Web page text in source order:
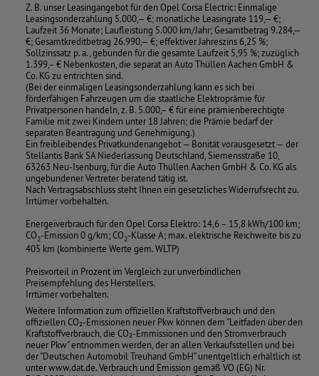
Z. B. unser Leasingangebot für den Opel Corsa Electric: Einmalige
Leasingsonderzahlung 5.000,— €; monatliche Leasingrate 119,— €;
Laufzeit 36 Monate; Laufleistung 5.000 km/Jahr; Gesamtbetrag 9.284,—
€; Gesamtkreditbetrag 26.990,— €; effektiver Jahreszins 6,25 %;
Sollzinssatz p. a., gebunden für die gesamte Laufzeit 5,95 %; zuzüglich
1.399,– € Nebenkosten, die separat an Auto Thüllen Aachen GmbH &
Co. KG zu entrichten sind.
(Bei der einmaligen Leasingsonderzahlung kann es sich bei
förderfähigen Fahrzeugen um die staatliche Elektroprämie für
Privatpersonen handeln, z. B. 5.000,– € für eine prämienberechtigte
Familie mit zwei Kindern unter 18 Jahren; die Prämie bedarf der
separaten Beantragung und Genehmigung.)
Ein freibleibendes Privatkundenangebot — Bonität vorausgesetzt — der
Stellantis Bank SA Niederlassung Deutschland, Siemensstraße 10,
63263 Neu-Isenburg, für die Auto Thüllen Aachen GmbH & Co. KG als
ungebundener Vertreter beratend tätig ist.
Nach Vertragsabschluss steht Ihnen ein gesetzliches Widerrufsrecht zu.
Irrtümer vorbehalten.
Energeiverbrauch für den Opel Corsa Elektro: 14,6 – 15,8 kWh/100 km;
CO2-Emission 0 g/km; CO2-Klasse A; max. elektrische Reichweite bis zu
405 km (kombinierte Werte gem. WLTP)
Preisvorteil in Prozent im Vergleich zur unverbindlichen
Preisempfehlung des Herstellers.
Irrtümer vorbehalten.
Weitere Information zum offiziellen Kraftstoffverbrauch und den
offiziellen CO₂-Emissionen neuer Pkw können dem "Leitfaden über den
Kraftstoffverbrauch, die CO₂-Emmissionen und den Stromverbrauch
neuer Pkw" entnommen werden, der an allen Verkaufsstellen und bei
der "Deutschen Automobil Treuhand GmbH" unentgeltlich erhältlich ist
unter www.dat.de. Verbrauch und Emission gemäß VO (EG) Nr.